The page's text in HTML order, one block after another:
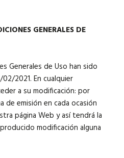
GENERALES DE
Generales de Uso han sido
2021. En cualquier
a su modificación: por
de emisión en cada ocasión
página Web y así tendrá la
modificación alguna